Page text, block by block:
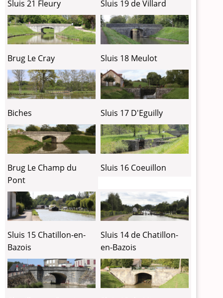
Sluis 21 Fleury Sluis 19 de Villard
Brug Le Cray Sluis 18 Meulot
Biches Sluis 17 D'Eguilly
Brug Le Champ du
Pont
Sluis 16 Coeuillon
Sluis 15 Chatillon-en-
Bazois
Sluis 14 de Chatillon-
en-Bazois